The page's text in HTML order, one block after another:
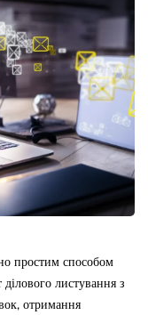
простим способом
листування з
отримання